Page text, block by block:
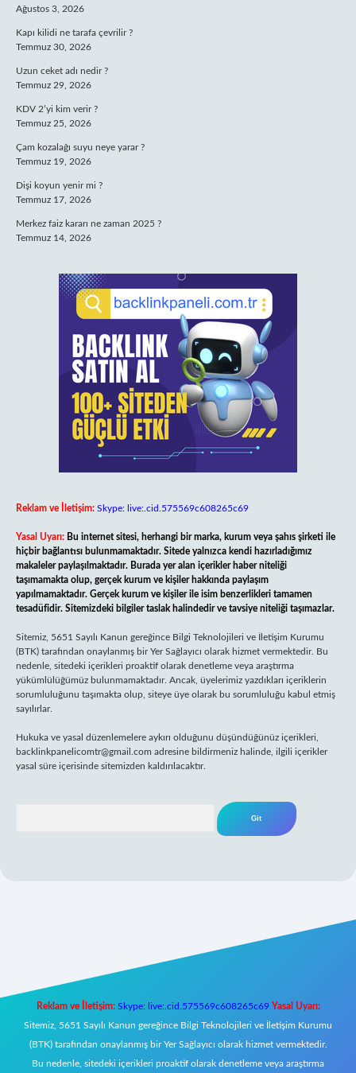
Ağustos 3, 2026
Kapı kilidi ne tarafa çevrilir ?
Temmuz 30, 2026
Uzun ceket adı nedir ?
Temmuz 29, 2026
KDV 2’yi kim verir ?
Temmuz 25, 2026
Çam kozalağı suyu neye yarar ?
Temmuz 19, 2026
Dişi koyun yenir mi ?
Temmuz 17, 2026
Merkez faiz kararı ne zaman 2025 ?
Temmuz 14, 2026
Reklam ve İletişim: Skype: live:.cid.575569c608265c69
Yasal Uyarı: Bu internet sitesi, herhangi bir marka, kurum veya şahıs şirketi ile
hiçbir bağlantısı bulunmamaktadır. Sitede yalnızca kendi hazırladığımız
makaleler paylaşılmaktadır. Burada yer alan içerikler haber niteliği
taşımamakta olup, gerçek kurum ve kişiler hakkında paylaşım
yapılmamaktadır. Gerçek kurum ve kişiler ile isim benzerlikleri tamamen
tesadüfidir. Sitemizdeki bilgiler taslak halindedir ve tavsiye niteliği taşımazlar.
Sitemiz, 5651 Sayılı Kanun gereğince Bilgi Teknolojileri ve İletişim Kurumu
(BTK) tarafından onaylanmış bir Yer Sağlayıcı olarak hizmet vermektedir. Bu
nedenle, sitedeki içerikleri proaktif olarak denetleme veya araştırma
yükümlülüğümüz bulunmamaktadır. Ancak, üyelerimiz yazdıkları içeriklerin
sorumluluğunu taşımakta olup, siteye üye olarak bu sorumluluğu kabul etmiş
sayılırlar.
Hukuka ve yasal düzenlemelere aykırı olduğunu düşündüğünüz içerikleri,
backlinkpanelicomtr@gmail.com adresine bildirmeniz halinde, ilgili içerikler
yasal süre içerisinde sitemizden kaldırılacaktır.
Reklam ve İletişim: Skype: live:.cid.575569c608265c69 Yasal Uyarı:
Sitemiz, 5651 Sayılı Kanun gereğince Bilgi Teknolojileri ve İletişim Kurumu
(BTK) tarafından onaylanmış bir Yer Sağlayıcı olarak hizmet vermektedir.
Bu nedenle, sitedeki içerikleri proaktif olarak denetleme veya araştırma